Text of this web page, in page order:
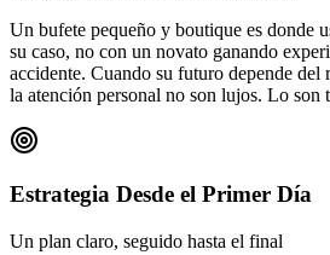
Un bufete pequeño y boutique es donde
su caso, no con un novato ganando
accidente. Cuando su futuro depende del
la atención personal no son lujos. Lo son
Estrategia Desde el Primer Día
Un plan claro, seguido hasta el final